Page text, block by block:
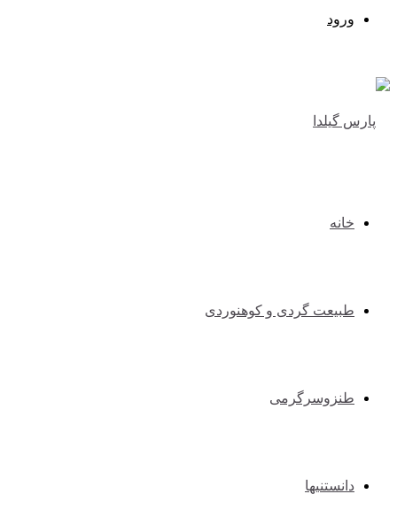
ورود
خانه
طبیعت گردی و کوهنوردی
طنزوسرگرمی
دانستنیها